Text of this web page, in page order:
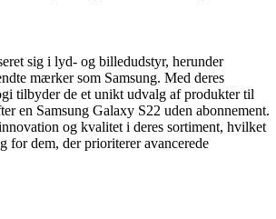
sig i lyd- og billedudstyr, herunder
mærker som Samsung. Med deres
tilbyder de et unikt udvalg af produkter til
en Samsung Galaxy S22 uden abonnement.
og kvalitet i deres sortiment, hvilket
for dem, der prioriterer avancerede